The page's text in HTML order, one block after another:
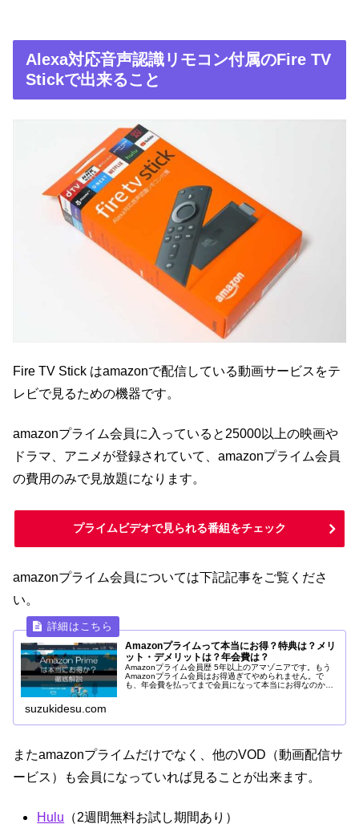
Alexa対応音声認識リモコン付属のFire TV
Stickで出来ること
Fire TV Stick はamazonで配信している動画サービスをテ
レビで見るための機器です。
amazonプライム会員に入っていると25000以上の映画や
ドラマ、アニメが登録されていて、amazonプライム会員
の費用のみで見放題になります。
プライムビデオで見られる番組をチェック
amazonプライム会員については下記記事をご覧くださ
い。
Amazonプライムって本当にお得？特典は？メリ
ット・デメリットは？年会費は？
Amazonプライム会員歴 5年以上のアマゾニアです。もう
Amazonプライム会員はお得過ぎてやめられません。で
も、年会費を払ってまで会員になって本当にお得なのか
suzukidesu.com
またamazonプライムだけでなく、他のVOD（動画配信サ
ービス）も会員になっていれば見ることが出来ます。
Hulu （2週間無料お試し期間あり）